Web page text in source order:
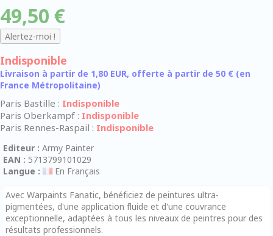
49,50 €
Indisponible
Livraison à partir de 1,80 EUR, offerte à partir de 50 € (en
France Métropolitaine)
Paris Bastille : Indisponible
Paris Oberkampf : Indisponible
Paris Rennes-Raspail : Indisponible
Editeur : Army Painter
EAN : 5713799101029
Langue :
En Français
Avec Warpaints Fanatic, bénéficiez de peintures ultra-
pigmentées, d'une application fluide et d'une couvrance
exceptionnelle, adaptées à tous les niveaux de peintres pour des
résultats professionnels.